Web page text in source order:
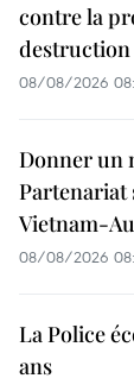
contre la
destruction
08/08/2026
Donner un
Partenariat
Vietnam-
08/08/2026
La Police
ans